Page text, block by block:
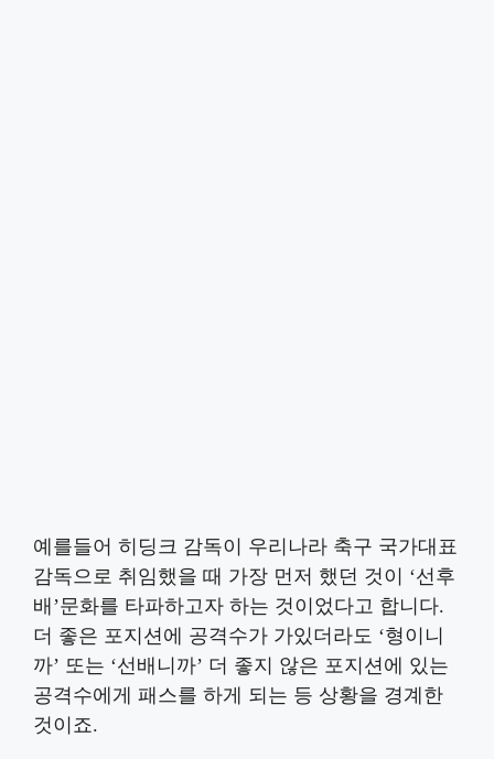
예를들어 히딩크 감독이 우리나라 축구 국가대표
감독으로 취임했을 때 가장 먼저 했던 것이 ‘선후
배’문화를 타파하고자 하는 것이었다고 합니다.
더 좋은 포지션에 공격수가 가있더라도 ‘형이니
까’ 또는 ‘선배니까’ 더 좋지 않은 포지션에 있는
공격수에게 패스를 하게 되는 등 상황을 경계한
것이죠.